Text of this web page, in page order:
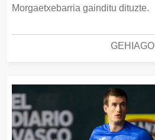
Morgaetxebarria gainditu dituzte.
GEHIAGO